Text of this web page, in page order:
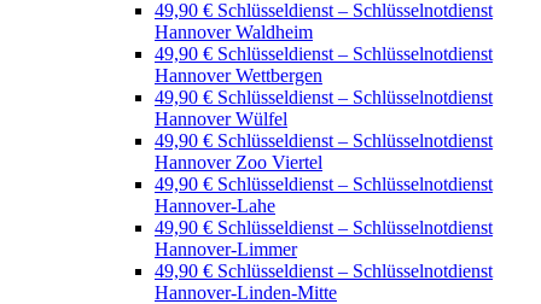
49,90 € Schlüsseldienst – Schlüsselnotdienst
Hannover Waldheim
49,90 € Schlüsseldienst – Schlüsselnotdienst
Hannover Wettbergen
49,90 € Schlüsseldienst – Schlüsselnotdienst
Hannover Wülfel
49,90 € Schlüsseldienst – Schlüsselnotdienst
Hannover Zoo Viertel
49,90 € Schlüsseldienst – Schlüsselnotdienst
Hannover-Lahe
49,90 € Schlüsseldienst – Schlüsselnotdienst
Hannover-Limmer
49,90 € Schlüsseldienst – Schlüsselnotdienst
Hannover-Linden-Mitte